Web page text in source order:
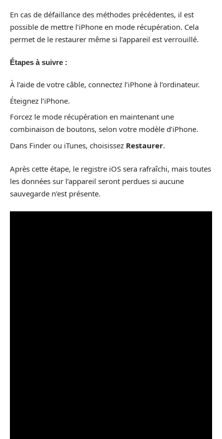
En cas de défaillance des méthodes précédentes, il est
possible de mettre l’iPhone en mode récupération. Cela
permet de le restaurer même si l’appareil est verrouillé.
Étapes à suivre :
À l’aide de votre câble, connectez l’iPhone à l’ordinateur.
Éteignez l’iPhone.
Forcez le mode récupération en maintenant une
combinaison de boutons, selon votre modèle d’iPhone.
Dans Finder ou iTunes, choisissez Restaurer.
Après cette étape, le registre iOS sera rafraîchi, mais toutes
les données sur l’appareil seront perdues si aucune
sauvegarde n’est présente.